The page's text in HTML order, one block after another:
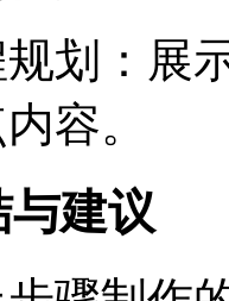
划：展
容。
与建议